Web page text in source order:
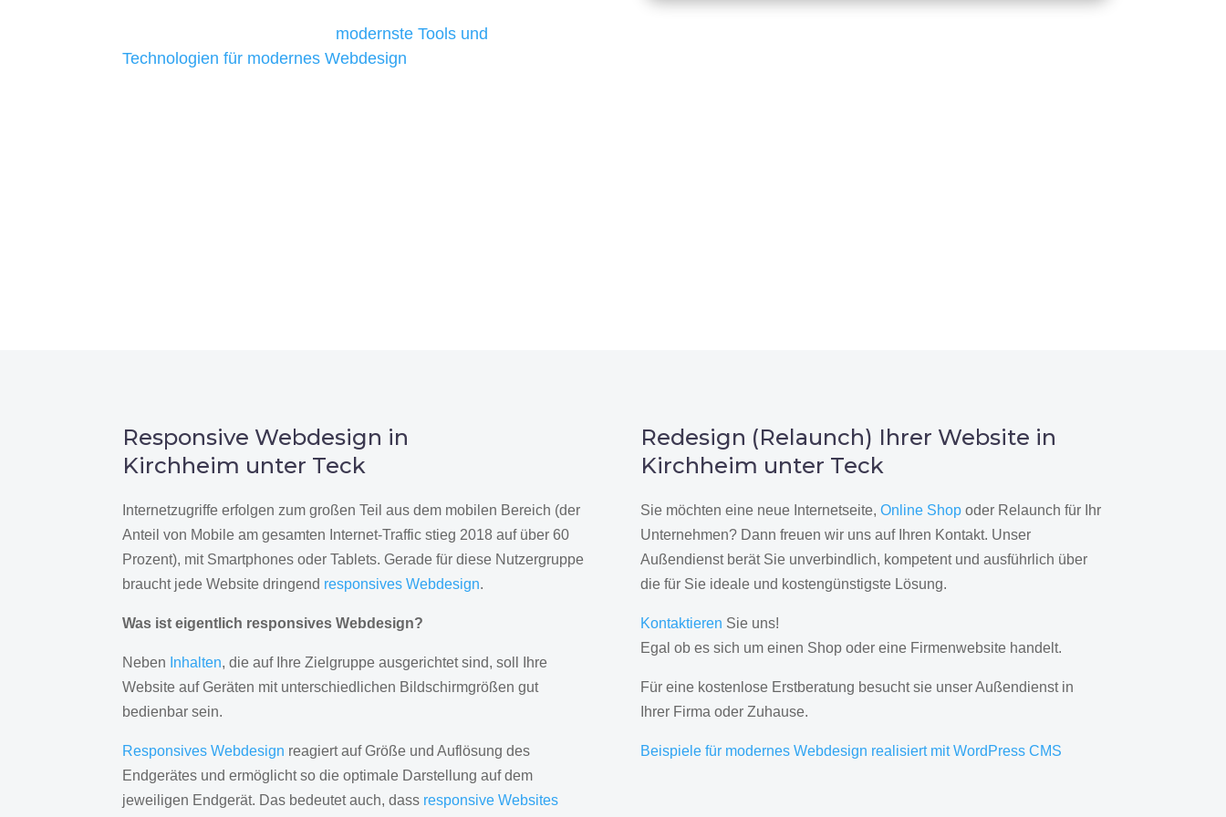
modernste Tools und
Technologien für modernes Webdesign
Responsive Webdesign in
Kirchheim unter Teck
Internetzugriffe erfolgen zum großen Teil aus dem mobilen Bereich (der
Anteil von Mobile am gesamten Internet-Traffic stieg 2018 auf über 60
Prozent), mit Smartphones oder Tablets. Gerade für diese Nutzergruppe
braucht jede Website dringend responsives Webdesign.
Was ist eigentlich responsives Webdesign?
Neben Inhalten, die auf Ihre Zielgruppe ausgerichtet sind, soll Ihre
Website auf Geräten mit unterschiedlichen Bildschirmgrößen gut
bedienbar sein.
Responsives Webdesign reagiert auf Größe und Auflösung des
Endgerätes und ermöglicht so die optimale Darstellung auf dem
jeweiligen Endgerät. Das bedeutet auch, dass responsive Websites
Redesign (Relaunch) Ihrer Website in
Kirchheim unter Teck
Sie möchten eine neue Internetseite, Online Shopoder Relaunch für Ihr
Unternehmen? Dann freuen wir uns auf Ihren Kontakt. Unser
Außendienst berät Sie unverbindlich, kompetent und ausführlich über
die für Sie ideale und kostengünstigste Lösung.
Kontaktieren Sie uns!
Egal ob es sich um einen Shop oder eine Firmenwebsite handelt.
Für eine kostenlose Erstberatung besucht sie unser Außendienst in
Ihrer Firma oder Zuhause.
Beispiele für modernes Webdesign realisiert mit WordPress CMS